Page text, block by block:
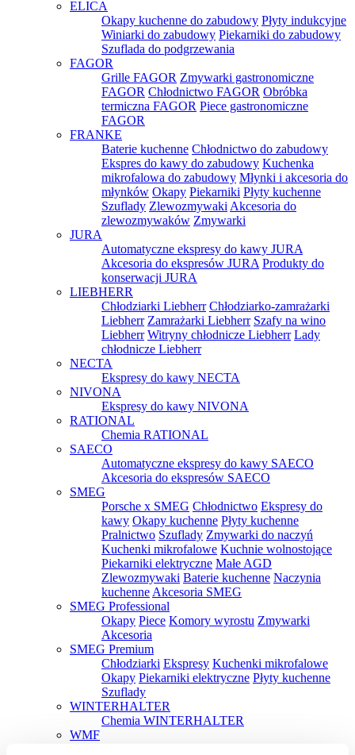
ELICA
Okapy kuchenne do zabudowy Płyty indukcyjne
Winiarki do zabudowy Piekarniki do zabudowy
Szuflada do podgrzewania
FAGOR
Grille FAGOR Zmywarki gastronomiczne
FAGOR Chłodnictwo FAGOR Obróbka
termiczna FAGOR Piece gastronomiczne
FAGOR
FRANKE
Baterie kuchenne Chłodnictwo do zabudowy
Ekspres do kawy do zabudowy Kuchenka
mikrofalowa do zabudowy Młynki i akcesoria do
młynków Okapy Piekarniki Płyty kuchenne
Szuflady Zlewozmywaki Akcesoria do
zlewozmywaków Zmywarki
JURA
Automatyczne ekspresy do kawy JURA
Akcesoria do ekspresów JURA Produkty do
konserwacji JURA
LIEBHERR
Chłodziarki Liebherr Chłodziarko-zamrażarki
Liebherr Zamrażarki Liebherr Szafy na wino
Liebherr Witryny chłodnicze Liebherr Lady
chłodnicze Liebherr
NECTA
Ekspresy do kawy NECTA
NIVONA
Ekspresy do kawy NIVONA
RATIONAL
Chemia RATIONAL
SAECO
Automatyczne ekspresy do kawy SAECO
Akcesoria do ekspresów SAECO
SMEG
Porsche x SMEG Chłodnictwo Ekspresy do
kawy Okapy kuchenne Płyty kuchenne
Pralnictwo Szuflady Zmywarki do naczyń
Kuchenki mikrofalowe Kuchnie wolnostojące
Piekarniki elektryczne Małe AGD
Zlewozmywaki Baterie kuchenne Naczynia
kuchenne Akcesoria SMEG
SMEG Professional
Okapy Piece Komory wyrostu Zmywarki
Akcesoria
SMEG Premium
Chłodziarki Ekspresy Kuchenki mikrofalowe
Okapy Piekarniki elektryczne Płyty kuchenne
Szuflady
WINTERHALTER
Chemia WINTERHALTER
WMF